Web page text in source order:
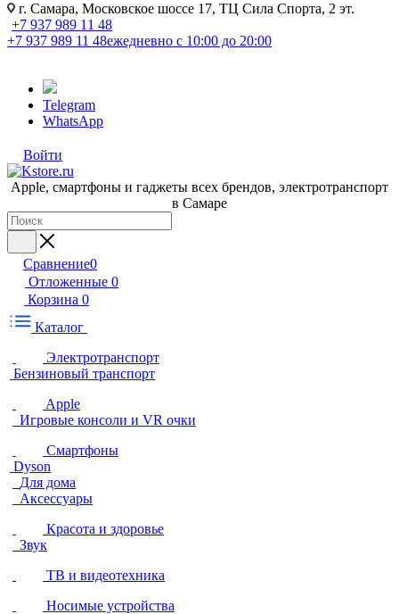
г. Самара, Московское шоссе 17, ТЦ Сила Спорта, 2 эт.
+7 937 989 11 48
+7 937 989 11 48ежедневно с 10:00 до 20:00
Telegram
WhatsApp
Войти
Apple, cмартфоны и гаджеты всех брендов, электротранспорт
в Самаре
Сравнение0
Отложенные 0
Корзина 0
Каталог
Электротранспорт
Бензиновый транспорт
Apple
Игровые консоли и VR очки
Смартфоны
Dyson
Для дома
Аксессуары
Красота и здоровье
Звук
ТВ и видеотехника
Носимые устройства